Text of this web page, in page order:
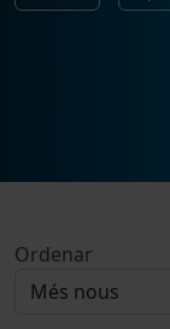
Ordenar